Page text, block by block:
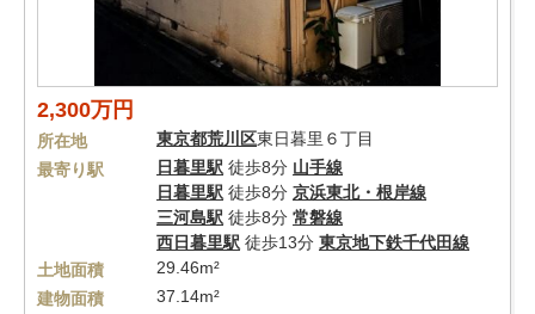
2,300万円
所在地 東京都荒川区東日暮里６丁目
最寄り駅
日暮里駅 徒歩8分 山手線
日暮里駅 徒歩8分 京浜東北・根岸線
三河島駅 徒歩8分 常磐線
西日暮里駅 徒歩13分 東京地下鉄千代田線
土地面積
29.46m²
建物面積
37.14m²